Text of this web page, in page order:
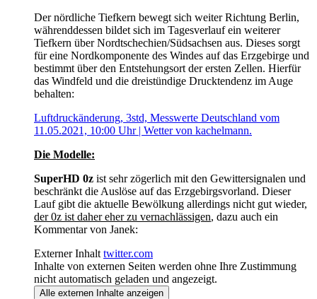
Der nördliche Tiefkern bewegt sich weiter Richtung Berlin,
währenddessen bildet sich im Tagesverlauf ein weiterer
Tiefkern über Nordtschechien/Südsachsen aus. Dieses sorgt
für eine Nordkomponente des Windes auf das Erzgebirge und
bestimmt über den Entstehungsort der ersten Zellen. Hierfür
das Windfeld und die dreistündige Drucktendenz im Auge
behalten:
Luftdruckänderung, 3std, Messwerte Deutschland vom
11.05.2021, 10:00 Uhr | Wetter von kachelmann.
Die Modelle:
SuperHD 0z ist sehr zögerlich mit den Gewittersignalen und
beschränkt die Auslöse auf das Erzgebirgsvorland. Dieser
Lauf gibt die aktuelle Bewölkung allerdings nicht gut wieder,
der 0z ist daher eher zu vernachlässigen, dazu auch ein
Kommentar von Janek:
Externer Inhalt twitter.com
Inhalte von externen Seiten werden ohne Ihre Zustimmung
nicht automatisch geladen und angezeigt.
Alle externen Inhalte anzeigen